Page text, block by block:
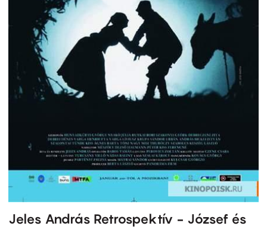
Jeles András Retrospektív - József és